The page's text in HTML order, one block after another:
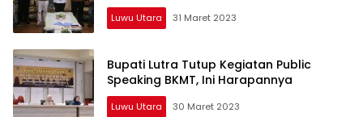
Luwu Utara 31 Maret 2023
Bupati Lutra Tutup Kegiatan Public
Speaking BKMT, Ini Harapannya
Luwu Utara 30 Maret 2023